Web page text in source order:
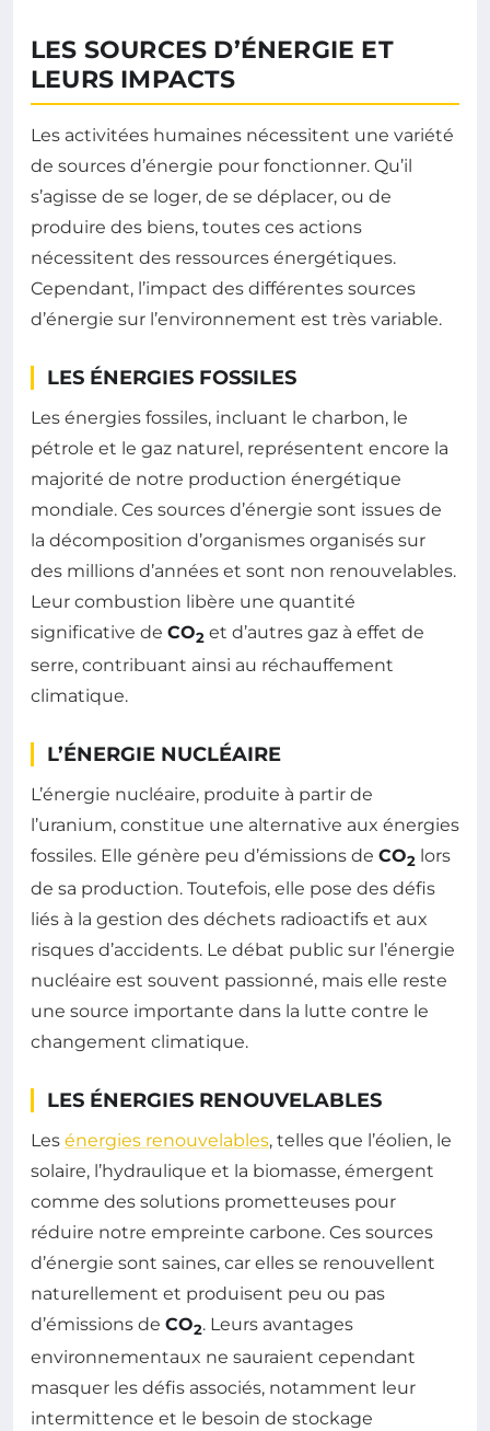
LES SOURCES D’ÉNERGIE ET
LEURS IMPACTS
Les activitées humaines nécessitent une variété
de sources d’énergie pour fonctionner. Qu’il
s’agisse de se loger, de se déplacer, ou de
produire des biens, toutes ces actions
nécessitent des ressources énergétiques.
Cependant, l’impact des différentes sources
d’énergie sur l’environnement est très variable.
LES ÉNERGIES FOSSILES
Les énergies fossiles, incluant le charbon, le
pétrole et le gaz naturel, représentent encore la
majorité de notre production énergétique
mondiale. Ces sources d’énergie sont issues de
la décomposition d’organismes organisés sur
des millions d’années et sont non renouvelables.
Leur combustion libère une quantité
significative de CO2 et d’autres gaz à effet de
serre, contribuant ainsi au réchauffement
climatique.
L’ÉNERGIE NUCLÉAIRE
L’énergie nucléaire, produite à partir de
l’uranium, constitue une alternative aux énergies
fossiles. Elle génère peu d’émissions de CO2 lors
de sa production. Toutefois, elle pose des défis
liés à la gestion des déchets radioactifs et aux
risques d’accidents. Le débat public sur l’énergie
nucléaire est souvent passionné, mais elle reste
une source importante dans la lutte contre le
changement climatique.
LES ÉNERGIES RENOUVELABLES
Les énergies renouvelables, telles que l’éolien, le
solaire, l’hydraulique et la biomasse, émergent
comme des solutions prometteuses pour
réduire notre empreinte carbone. Ces sources
d’énergie sont saines, car elles se renouvellent
naturellement et produisent peu ou pas
d’émissions de CO2. Leurs avantages
environnementaux ne sauraient cependant
masquer les défis associés, notamment leur
intermittence et le besoin de stockage